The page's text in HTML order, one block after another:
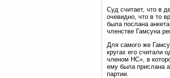
Суд считает, что в
очевидно, что в то
была послана
членстве Гамсуна
Для самого же
кругах его считали
членом НС», в
ему была прислана
партии.